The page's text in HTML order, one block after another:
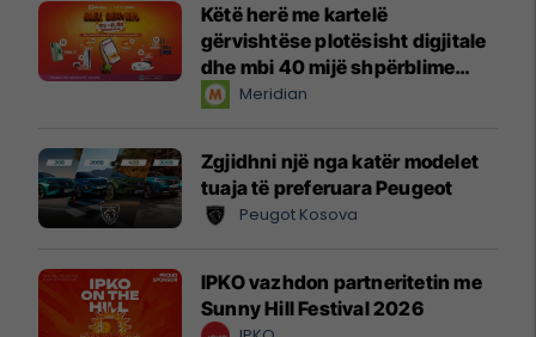
Këtë herë me kartelë
gërvishtëse plotësisht digjitale
dhe mbi 40 mijë shpërblime
instant!Meridian
Zgjidhni një nga katër modelet
tuaja të preferuara Peugeot
Peugot Kosova
IPKO vazhdon partneritetin me
Sunny Hill Festival 2026